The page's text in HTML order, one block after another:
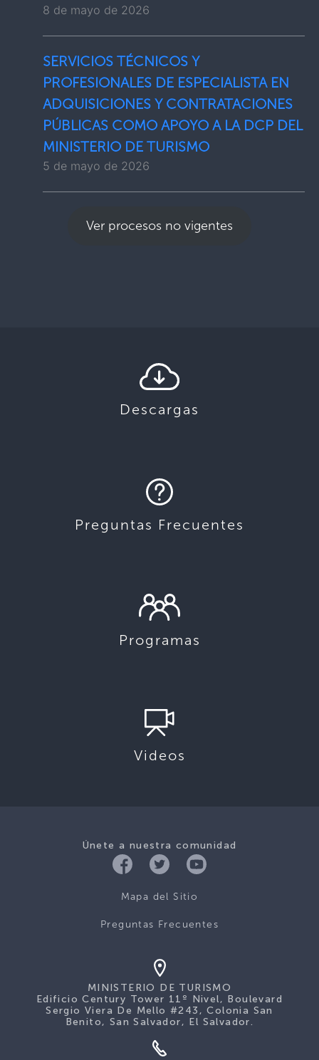
8 de mayo de 2026
SERVICIOS TÉCNICOS Y
PROFESIONALES DE ESPECIALISTA EN
ADQUISICIONES Y CONTRATACIONES
PÚBLICAS COMO APOYO A LA DCP DEL
MINISTERIO DE TURISMO
5 de mayo de 2026
Ver procesos no vigentes
Descargas
Preguntas Frecuentes
Programas
Videos
Únete a nuestra comunidad
Mapa del Sitio
Preguntas Frecuentes
MINISTERIO DE TURISMO
Edificio Century Tower 11º Nivel, Boulevard
Sergio Viera De Mello #243, Colonia San
Benito, San Salvador, El Salvador.